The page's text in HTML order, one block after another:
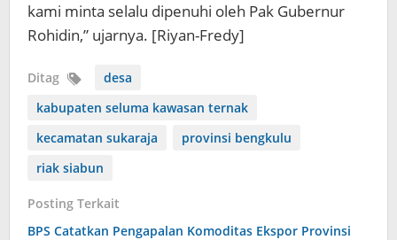
kami minta selalu dipenuhi oleh Pak Gubernur
Rohidin,” ujarnya. [Riyan-Fredy]
Ditag
desa
kabupaten seluma kawasan ternak
kecamatan sukaraja
provinsi bengkulu
riak siabun
Posting Terkait
BPS Catatkan Pengapalan Komoditas Ekspor Provinsi